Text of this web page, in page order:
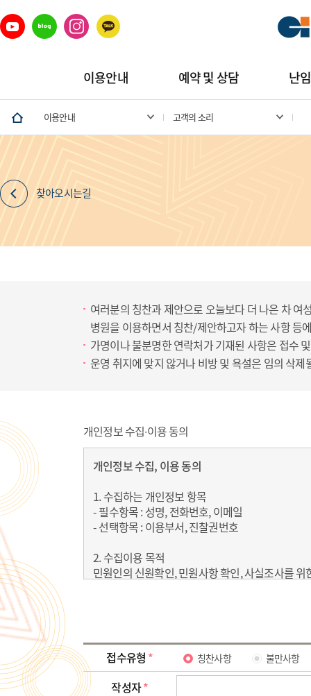
이용안내 예약 및 상담 난
이용안내 고객의 소리
찾아오시는길
여러분의 칭찬과 제안으로 오늘보다 더 나은 차 여
병원을 이용하면서 칭찬/제안하고자 하는 사항 등
가명이나 불분명한 연락처가 기재된 사항은 접수
운영 취지에 맞지 않거나 비방 및 욕설은 임의 삭제
개인정보 수집∙이용 동의
개인정보 수집, 이용 동의
1. 수집하는 개인정보 항목
- 필수항목 : 성명, 전화번호, 이메일
- 선택항목 : 이용부서, 진찰권번호
2. 수집이용 목적
민원인의 신원확인, 민원사항 확인, 사실조사를
4. 개인정보의 수집, 이용에 대한 동의 거부
본인은 위와 같이 개인정보를 수집, 이용하는데
단, 동의를 거부할 경우 민원접수가 불가하오니
접수유형 * 칭찬사항 불만사항
작성자*